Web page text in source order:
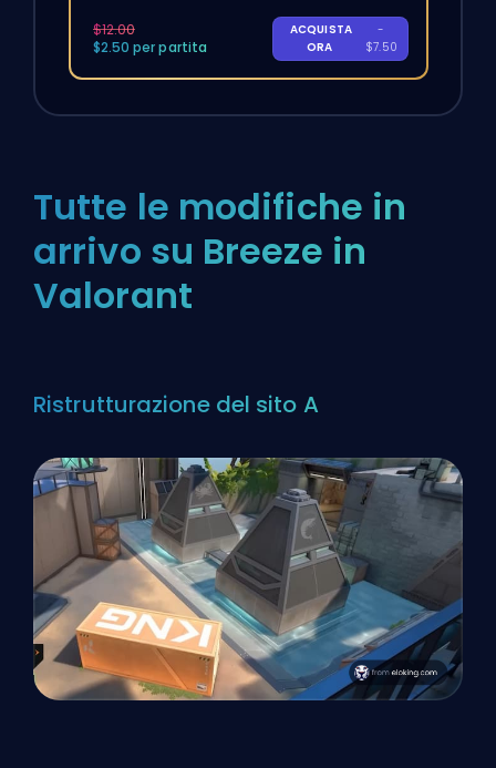
$12.00
$2.50 per partita
ACQUISTA
ORA
-
$7.50
Tutte le modifiche in
arrivo su Breeze in
Valorant
Ristrutturazione del sito A